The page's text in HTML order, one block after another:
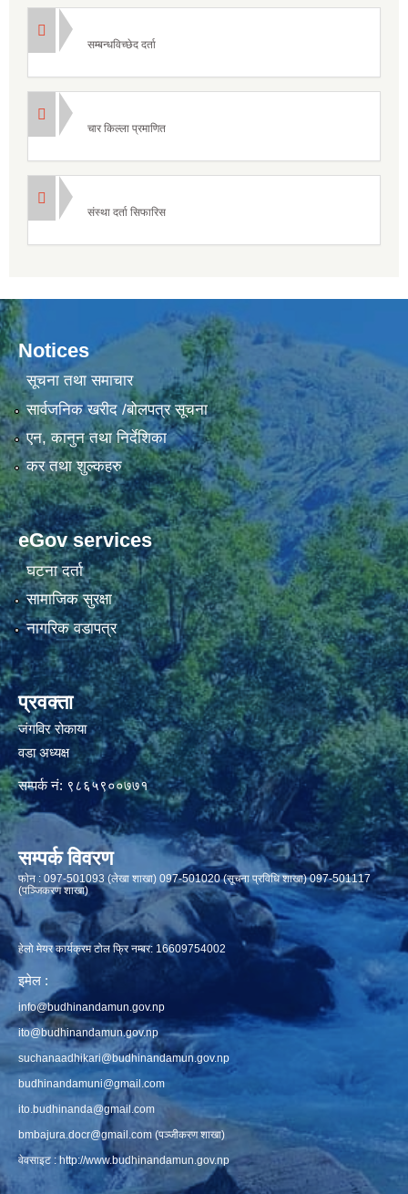
सम्बन्धविच्छेद दर्ता
चार किल्ला प्रमाणित
संस्था दर्ता सिफारिस
Notices
सूचना तथा समाचार
सार्वजनिक खरीद /बोलपत्र सूचना
एन, कानुन तथा निर्देशिका
कर तथा शुल्कहरु
eGov services
घटना दर्ता
सामाजिक सुरक्षा
नागरिक वडापत्र
प्रवक्ता
जंगविर रोकाया
वडा अध्यक्ष
सम्पर्क नं: ९८६५९००७७१
सम्पर्क विवरण
फाेन : 097-501093 (लेखा शाखा) 097-501020 (सूचना प्रविधि शाखा) 097-501117
(पञ्जिकरण शाखा)
हेलो मेयर कार्यक्रम टोल फ्रि नम्बर: 16609754002
इमेल :
info@budhinandamun.gov.np
ito@budhinandamun.gov.np
suchanaadhikari@budhinandamun.gov.np
budhinandamuni@gmail.com
ito.budhinanda@gmail.com
bmbajura.docr@gmail.com (पञ्जीकरण शाखा)
वेवसाइट :http://www.budhinandamun.gov.np